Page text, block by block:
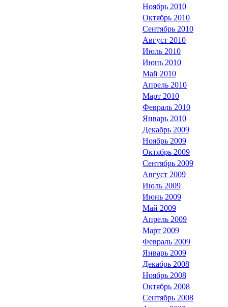
Ноябрь 2010
Октябрь 2010
Сентябрь 2010
Август 2010
Июль 2010
Июнь 2010
Май 2010
Апрель 2010
Март 2010
Февраль 2010
Январь 2010
Декабрь 2009
Ноябрь 2009
Октябрь 2009
Сентябрь 2009
Август 2009
Июль 2009
Июнь 2009
Май 2009
Апрель 2009
Март 2009
Февраль 2009
Январь 2009
Декабрь 2008
Ноябрь 2008
Октябрь 2008
Сентябрь 2008